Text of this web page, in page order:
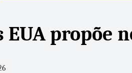
EUA propõe